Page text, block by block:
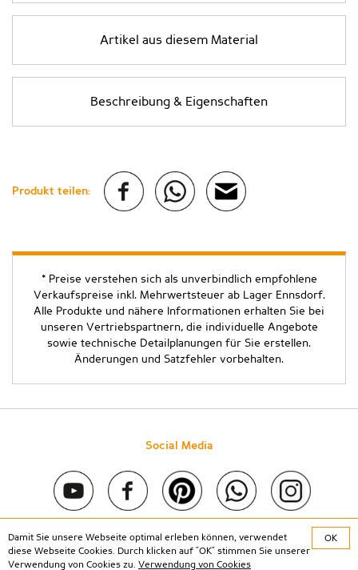
Artikel aus diesem Material
Beschreibung & Eigenschaften
Produkt teilen:
* Preise verstehen sich als unverbindlich empfohlene
Verkaufspreise inkl. Mehrwertsteuer ab Lager Ennsdorf.
Alle Produkte und nähere Informationen erhalten Sie bei
unseren Vertriebspartnern, die individuelle Angebote
sowie technische Detailplanungen für Sie erstellen.
Änderungen und Satzfehler vorbehalten.
Social Media
Copyright © 2020 Stein & Co gmbh. All rights reserved. |
Kontakt|Impressum |Datenschutz
Damit Sie unsere Webseite optimal erleben können, verwendet
diese Webseite Cookies. Durch klicken auf "OK" stimmen Sie unserer
Verwendung von Cookies zu. Verwendung von Cookies
OK